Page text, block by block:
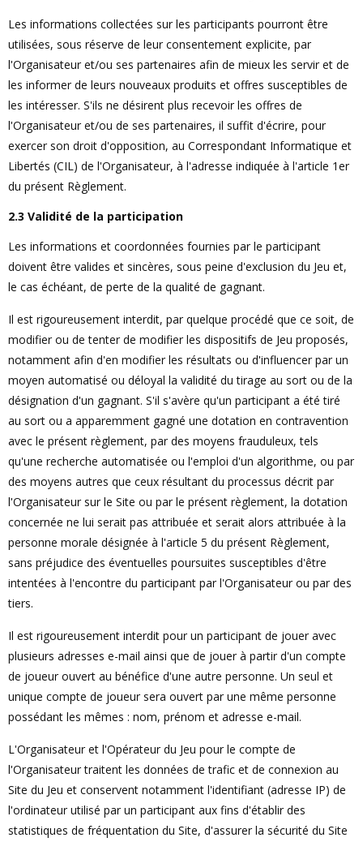
Les informations collectées sur les participants pourront être
utilisées, sous réserve de leur consentement explicite, par
l'Organisateur et/ou ses partenaires afin de mieux les servir et de
les informer de leurs nouveaux produits et offres susceptibles de
les intéresser. S'ils ne désirent plus recevoir les offres de
l'Organisateur et/ou de ses partenaires, il suffit d'écrire, pour
exercer son droit d'opposition, au Correspondant Informatique et
Libertés (CIL) de l'Organisateur, à l'adresse indiquée à l'article 1er
du présent Règlement.
2.3 Validité de la participation
Les informations et coordonnées fournies par le participant
doivent être valides et sincères, sous peine d'exclusion du Jeu et,
le cas échéant, de perte de la qualité de gagnant.
Il est rigoureusement interdit, par quelque procédé que ce soit, de
modifier ou de tenter de modifier les dispositifs de Jeu proposés,
notamment afin d'en modifier les résultats ou d'influencer par un
moyen automatisé ou déloyal la validité du tirage au sort ou de la
désignation d'un gagnant. S'il s'avère qu'un participant a été tiré
au sort ou a apparemment gagné une dotation en contravention
avec le présent règlement, par des moyens frauduleux, tels
qu'une recherche automatisée ou l'emploi d'un algorithme, ou par
des moyens autres que ceux résultant du processus décrit par
l'Organisateur sur le Site ou par le présent règlement, la dotation
concernée ne lui serait pas attribuée et serait alors attribuée à la
personne morale désignée à l'article 5 du présent Règlement,
sans préjudice des éventuelles poursuites susceptibles d'être
intentées à l'encontre du participant par l'Organisateur ou par des
tiers.
Il est rigoureusement interdit pour un participant de jouer avec
plusieurs adresses e-mail ainsi que de jouer à partir d'un compte
de joueur ouvert au bénéfice d'une autre personne. Un seul et
unique compte de joueur sera ouvert par une même personne
possédant les mêmes : nom, prénom et adresse e-mail.
L'Organisateur et l'Opérateur du Jeu pour le compte de
l'Organisateur traitent les données de trafic et de connexion au
Site du Jeu et conservent notamment l'identifiant (adresse IP) de
l'ordinateur utilisé par un participant aux fins d'établir des
statistiques de fréquentation du Site, d'assurer la sécurité du Site